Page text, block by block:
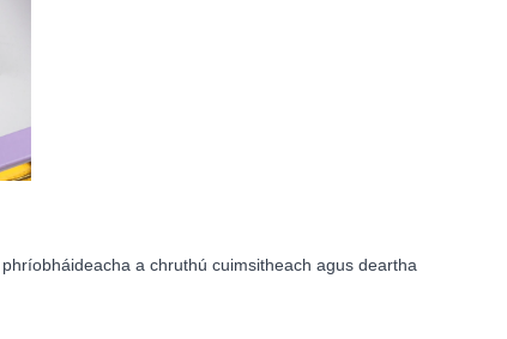
a chruthú cuimsitheach agus deartha